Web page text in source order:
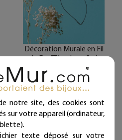
Décoration Murale en Fil
de Fer "Tête Loup" - à
punaiser - Bijoux de Mur
- Déco
Noel/Hiver/Montagne
Nouveau
26,00 €
Livraison offerte dès
notre site, des cookies sont
sur votre appareil (ordinateur,
texte déposé sur votre